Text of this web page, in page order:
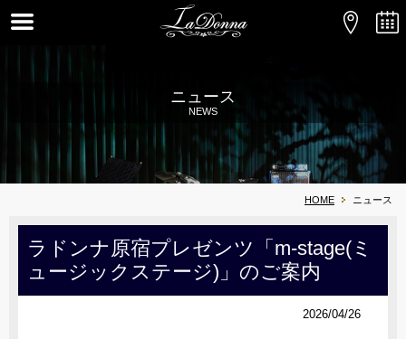
ニュース
NEWS
HOME ニュース
ラドンナ原宿プレゼンツ「m-stage(ミ
ュージックステージ)」のご案内
2026/04/26